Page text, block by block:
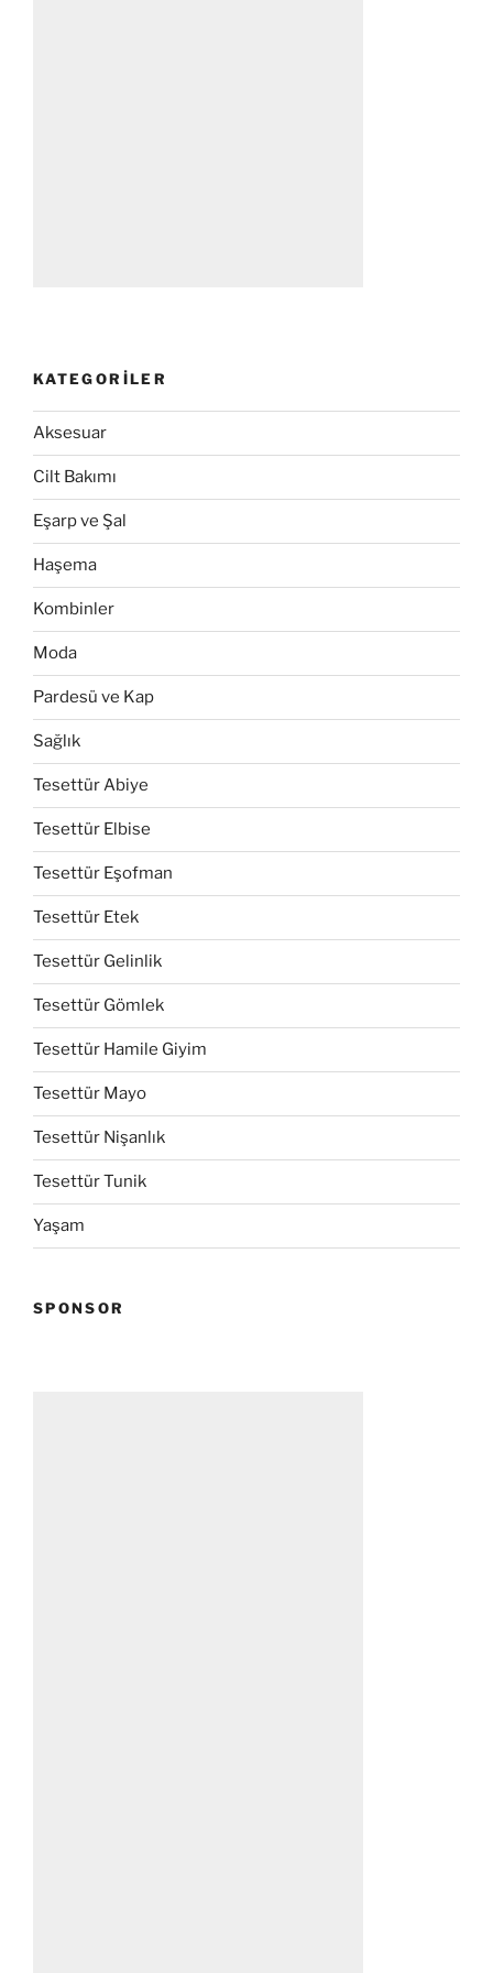
KATEGORILER
Aksesuar
Cilt Bakımı
Eşarp ve Şal
Haşema
Kombinler
Moda
Pardesü ve Kap
Sağlık
Tesettür Abiye
Tesettür Elbise
Tesettür Eşofman
Tesettür Etek
Tesettür Gelinlik
Tesettür Gömlek
Tesettür Hamile Giyim
Tesettür Mayo
Tesettür Nişanlık
Tesettür Tunik
Yaşam
SPONSOR